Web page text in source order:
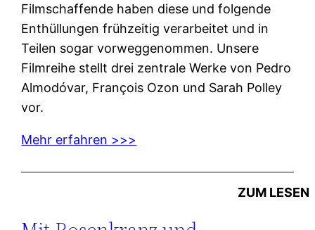
Filmschaffende haben diese und folgende
Enthüllungen frühzeitig verarbeitet und in
Teilen sogar vorweggenommen. Unsere
Filmreihe stellt drei zentrale Werke von Pedro
Almodóvar, François Ozon und Sarah Polley
vor.
Mehr erfahren >>>
ZUM LESEN